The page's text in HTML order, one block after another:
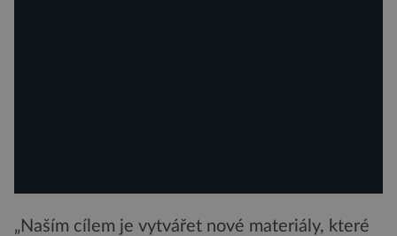
„Naším cílem je vytvářet nové materiály, které